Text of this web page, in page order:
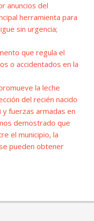
anuncios del
herramienta para
sin urgencia;
que regula el
o accidentados en la
la leche
del recién nacido
y fuerzas armadas en
demostrado que
el municipio, la
pueden obtener